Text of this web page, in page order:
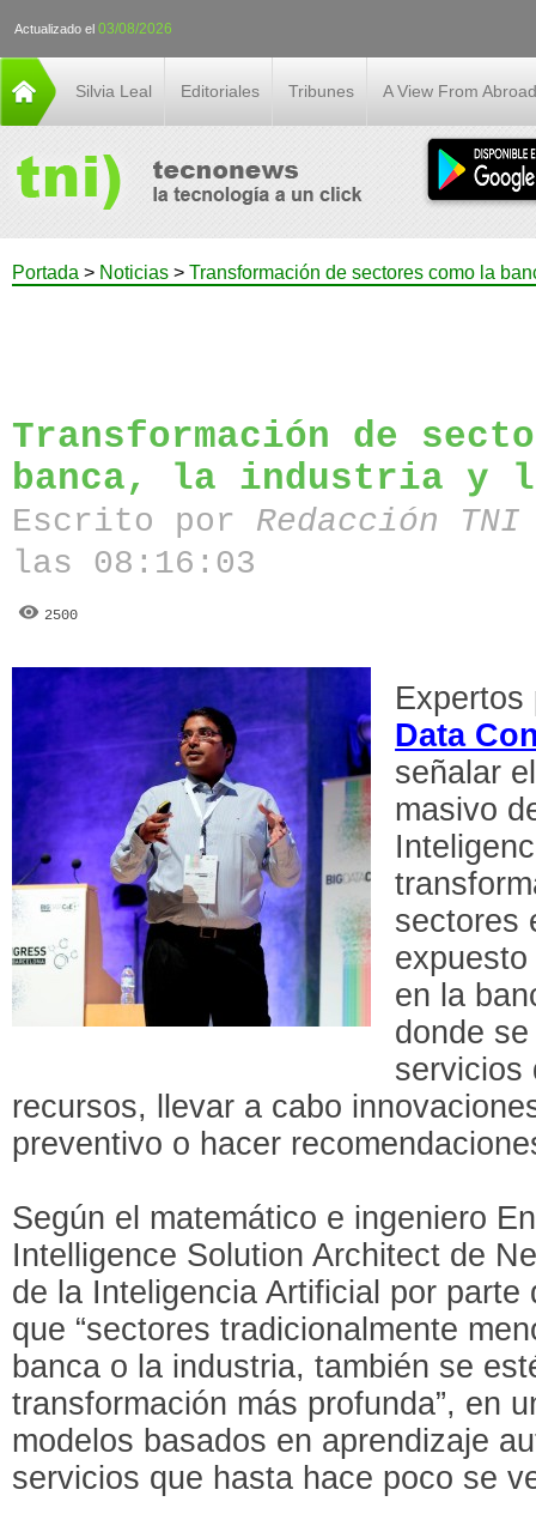
Actualizado el 03/08/2026
Silvia Leal Editoriales Tribunes A View From Abroad
Portada > Noticias > Transformación de sectores como la
Transformación de
banca, la industria y
Escrito por Redacción
las 08:16:03
2500
Data
señalar
masivo
sectores
en la
donde
servicios
recursos, llevar a cabo
preventivo o hacer
Según el matemático e ingeniero
Intelligence Solution Architect de
de la Inteligencia Artificial por parte
que “sectores tradicionalmente
banca o la industria, también se
transformación más profunda”, en
modelos basados en aprendizaje
servicios que hasta hace poco se